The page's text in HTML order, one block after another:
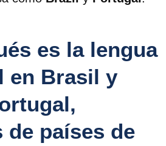
es la lengua
en Brasil y
de países de